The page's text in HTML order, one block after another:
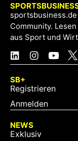
Community.
aus Sport und
SB+
Registrieren
Anmelden
NEWS
Exklusiv